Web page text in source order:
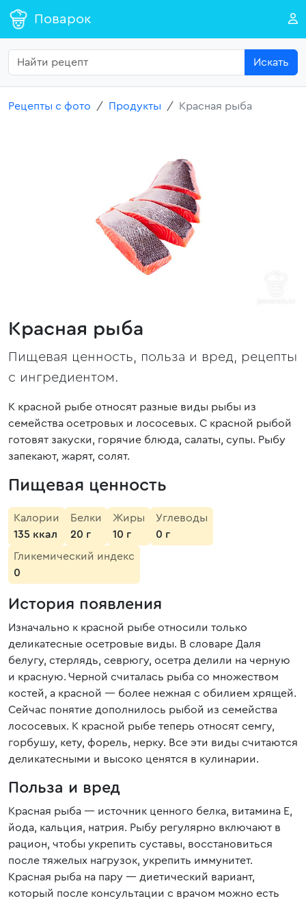
Поварок
Искать
Рецепты с фото Продукты Красная рыба
Красная рыба
Пищевая ценность, польза и вред, рецепты
с ингредиентом.
К красной рыбе относят разные виды рыбы из
семейства осетровых и лососевых. С красной рыбой
готовят закуски, горячие блюда, салаты, супы. Рыбу
запекают, жарят, солят.
Пищевая ценность
Калории
135 ккал
Белки
20 г
Жиры
10 г
Углеводы
0 г
Гликемический индекс
0
История появления
Изначально к красной рыбе относили только
деликатесные осетровые виды. В словаре Даля
белугу, стерлядь, севрюгу, осетра делили на черную
и красную. Черной считалась рыба со множеством
костей, а красной — более нежная с обилием хрящей.
Сейчас понятие дополнилось рыбой из семейства
лососевых. К красной рыбе теперь относят семгу,
горбушу, кету, форель, нерку. Все эти виды считаются
деликатесными и высоко ценятся в кулинарии.
Польза и вред
Красная рыба — источник ценного белка, витамина Е,
йода, кальция, натрия. Рыбу регулярно включают в
рацион, чтобы укрепить суставы, восстановиться
после тяжелых нагрузок, укрепить иммунитет.
Красная рыба на пару — диетический вариант,
который после консультации с врачом можно есть